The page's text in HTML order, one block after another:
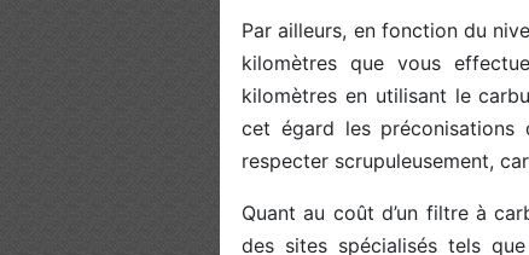
Par ailleurs, en fonction du
kilomètres que vous
kilomètres en utilisant le
cet égard les
respecter scrupuleusement,
Quant au coût d’un filtre à
des sites spécialisés tels que